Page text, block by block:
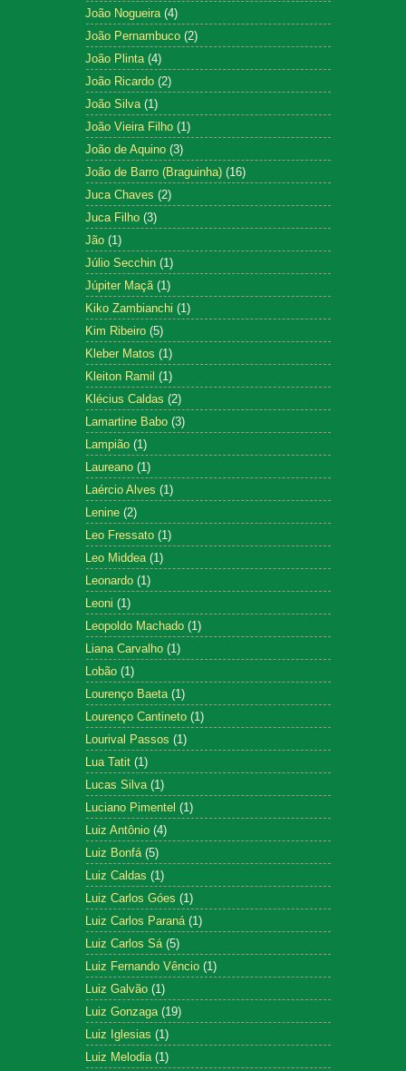
João Nogueira (4)
João Pernambuco (2)
João Plinta (4)
João Ricardo (2)
João Silva (1)
João Vieira Filho (1)
João de Aquino (3)
João de Barro (Braguinha) (16)
Juca Chaves (2)
Juca Filho (3)
Jão (1)
Júlio Secchin (1)
Júpiter Maçã (1)
Kiko Zambianchi (1)
Kim Ribeiro (5)
Kleber Matos (1)
Kleiton Ramil (1)
Klécius Caldas (2)
Lamartine Babo (3)
Lampião (1)
Laureano (1)
Laércio Alves (1)
Lenine (2)
Leo Fressato (1)
Leo Middea (1)
Leonardo (1)
Leoni (1)
Leopoldo Machado (1)
Liana Carvalho (1)
Lobão (1)
Lourenço Baeta (1)
Lourenço Cantineto (1)
Lourival Passos (1)
Lua Tatit (1)
Lucas Silva (1)
Luciano Pimentel (1)
Luiz Antônio (4)
Luiz Bonfá (5)
Luiz Caldas (1)
Luiz Carlos Góes (1)
Luiz Carlos Paraná (1)
Luiz Carlos Sá (5)
Luiz Fernando Vêncio (1)
Luiz Galvão (1)
Luiz Gonzaga (19)
Luiz Iglesias (1)
Luiz Melodia (1)